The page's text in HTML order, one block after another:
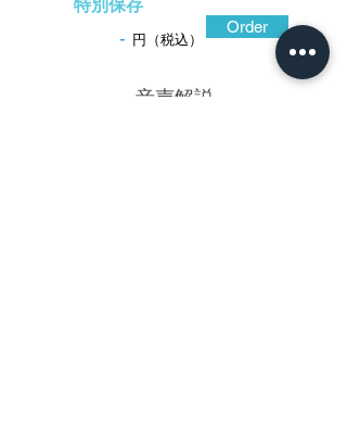
特別保存
- 円（税込）
Order
​音声解説